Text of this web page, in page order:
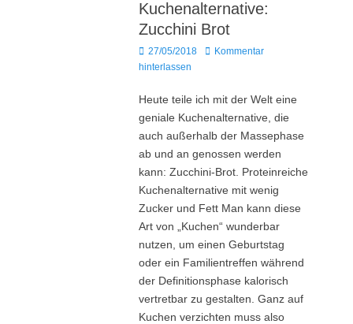
Kuchenalternative:
Zucchini Brot
Posted
on
27/05/2018
Kommentar
hinterlassen
Heute teile ich mit der Welt eine
geniale Kuchenalternative, die
auch außerhalb der Massephase
ab und an genossen werden
kann: Zucchini-Brot. Proteinreiche
Kuchenalternative mit wenig
Zucker und Fett Man kann diese
Art von „Kuchen“ wunderbar
nutzen, um einen Geburtstag
oder ein Familientreffen während
der Definitionsphase kalorisch
vertretbar zu gestalten. Ganz auf
Kuchen verzichten muss also